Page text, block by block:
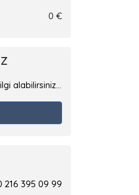
0 €
alabilirsiniz...
216 395 09 99